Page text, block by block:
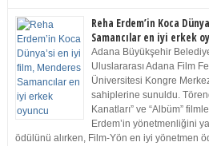
Reha Erdem’in Koca
Samancılar en iyi erkek
Adana Büyükşehir
Uluslararası Adana Film
Üniversitesi Kongre
sahiplerine sunuldu.
Kanatları” ve “Albüm”
Erdem’in yönetmenliğini
ödülünü alırken, Film-Yön en iyi yönetmen